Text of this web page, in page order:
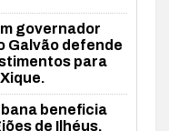
governador
Galvão defende
para
beneficia
de Ilhéus.